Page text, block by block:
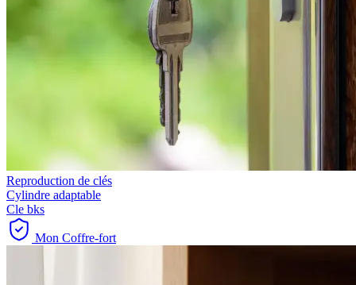
Reproduction de clés
Cylindre adaptable
Cle bks
Mon Coffre-fort